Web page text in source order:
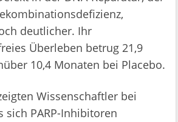
deutlicher. Ihr
Überleben betrug 21,9
10,4 Monaten bei Placebo.
Wissenschaftler bei
sich PARP-Inhibitoren